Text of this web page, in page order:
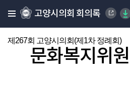
고양시의회 회의록
제267회 고양시의회(제1차 정례회)
문화복지위